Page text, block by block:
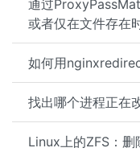
通过
或者仅在文件存在
如何用
找出哪个进程正在
Linux上的ZFS：删